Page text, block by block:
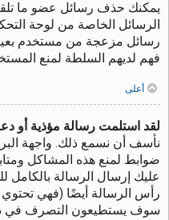
يمكنك حذف رسائل عضو ما
الرسائل الخاصة من لوحة
رسائل مزعجة من مستخدم
فهم لديهم السلطة لمنع
أعلى
لقد استلمت رسالة مؤذية أو
نأسف أن نسمع ذلك. واجهة
ضوابط لمنع هذه المشاكل
عليك إرسال الرسالة
رأس الرسالة أيضًا (فهي
سوف يستطيعون التصرف في